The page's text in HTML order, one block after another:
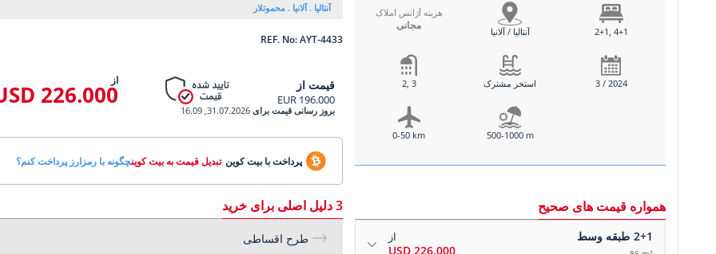
آنتالیا آلانیا محموتلار
REF. No: AYT-4433
قیمت از
196.000 EUR
از
226.000 USD
بروز رسانی قیمت برای31.07.2026, 16.09
پرداخت با بیت کوین تبدیل قیمت به بیت کوینچگونه با رمزارز پرداخت کنم؟
هزینه آژانس املاک
مجانی آنتالیا / آلانیا 2+1, 4+1
2, 3 استخر مشترک 3 / 2024
0-50 km 500-1000 m
همواره قیمت های صحیح
2+1 طبقه وسط از
226.000 USD
3 دلیل اصلی برای خرید
طرح اقساطی